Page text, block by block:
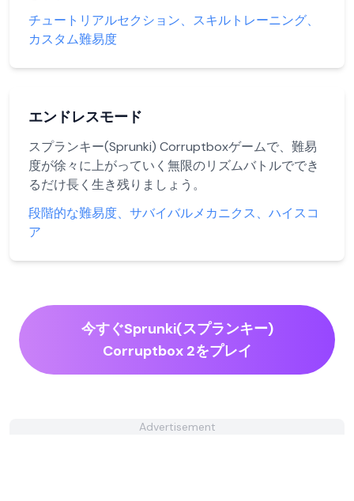
チュートリアルセクション、スキルトレーニング、
カスタム難易度
エンドレスモード
スプランキー(Sprunki) Corruptboxゲームで、難易
度が徐々に上がっていく無限のリズムバトルででき
るだけ長く生き残りましょう。
段階的な難易度、サバイバルメカニクス、ハイスコ
ア
今すぐSprunki(スプランキー)
Corruptbox 2をプレイ
Advertisement